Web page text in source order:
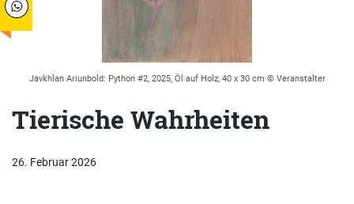
Javkhlan Ariunbold: Python #2, 2025, Öl auf Holz, 40 x 30 cm © Veranstalter
Tierische Wahrheiten
26. Februar 2026